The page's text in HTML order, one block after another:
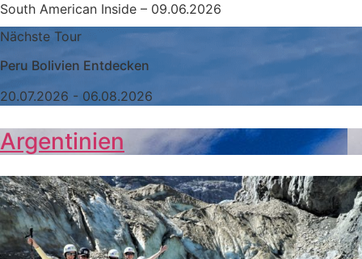
South American Inside – 09.06.2026
Nächste Tour
Peru Bolivien Entdecken
20.07.2026 - 06.08.2026
Argentinien